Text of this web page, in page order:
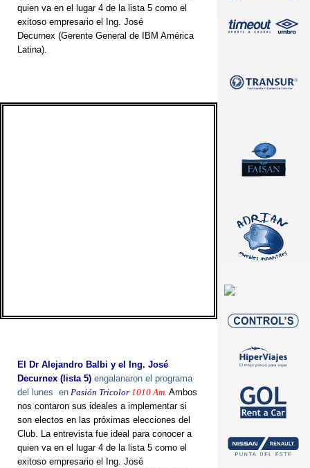
quien va en el lugar 4 de la lista 5 como el
exitoso empresario el Ing. José
Decurnex (Gerente General de IBM América
Latina).
El Dr Alejandro Balbi y el Ing. José
Decurnex (lista 5) engalanaron el programa
del lunes en Pasión Tricolor 1010 Am. Ambos
nos contaron sus ideales a implementar si
son electos en las próximas elecciones del
Club. La entrevista fue ideal para conocer a
quien va en el lugar 4 de la lista 5 como el
exitoso empresario el Ing. José